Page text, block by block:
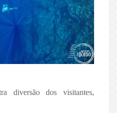
diversão dos visitantes,